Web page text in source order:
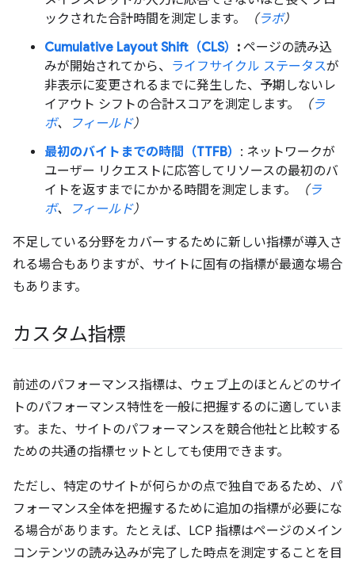
ックされた合計時間を測定します。
（ラボ）
Cumulative Layout Shift（CLS） : ページの読み込
みが開始されてから、 ライフサイクル ステータスが
非表示に変更されるまでに発生した、予期しないレ
イアウト シフトの合計スコアを測定します。
（ラ
ボ、 フィールド）
最初のバイトまでの時間（TTFB） : ネットワークが
ユーザー リクエストに応答してリソースの最初のバ
イトを返すまでにかかる時間を測定します。
（ラ
ボ、 フィールド）
不足している分野をカバーするために新しい指標が導入さ
れる場合もありますが、サイトに固有の指標が最適な場合
もあります。
カスタム指標
前述のパフォーマンス指標は、ウェブ上のほとんどのサイ
トのパフォーマンス特性を一般に把握するのに適していま
す。また、サイトのパフォーマンスを競合他社と比較する
ための共通の指標セットとしても使用できます。
ただし、特定のサイトが何らかの点で独自であるため、パ
フォーマンス全体を把握するために追加の指標が必要にな
る場合があります。たとえば、LCP 指標はページのメイン
コンテンツの読み込みが完了した時点を測定することを目